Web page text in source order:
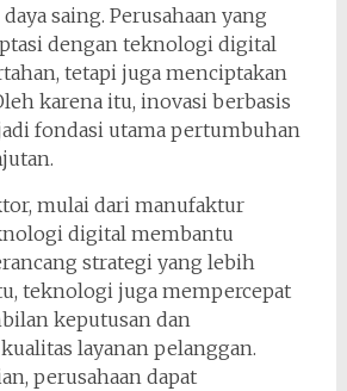
saing. Perusahaan yang
dengan teknologi digital
tetapi juga menciptakan
karena itu, inovasi berbasis
fondasi utama pertumbuhan
mulai dari manufaktur
digital membantu
strategi yang lebih
teknologi juga mempercepat
keputusan dan
layanan pelanggan.
perusahaan dapat